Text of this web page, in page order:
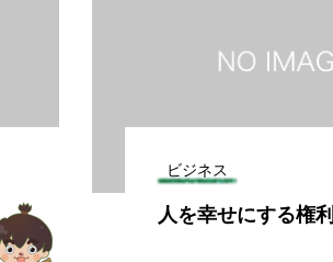
ビジネス
人を幸せにする権利